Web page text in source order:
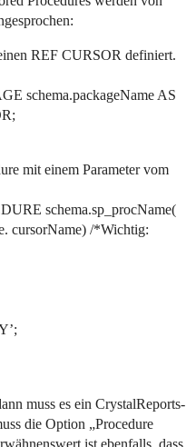
REF CURSOR definiert.
schema.packageName AS
mit einem Parameter vom
schema.sp_procName(
cursorName) /*Wichtig:
muss es ein CrystalReports-
die Option „Procedure
ist ebenfalls, dass